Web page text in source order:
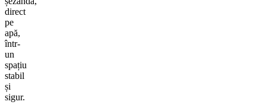
direct
pe
apă,
într-
un
spațiu
stabil
și
sigur.